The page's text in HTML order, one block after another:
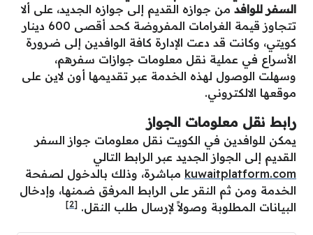
السفر للوافد من جوازه القديم إلى جوازه الجديد، على ألا
تتجاوز قيمة الغرامات المفروضة كحد أقصى 600 دينار
كويتي، وكانت قد دعت الإدارة كافة الوافدين إلى ضرورة
الأسراع في عملية نقل معلومات جوازات سفرهم،
وسهلت الوصول لهذه الخدمة عبر تقديمها أون لاين على
موقعها الالكتروني.
رابط نقل معلومات الجواز
يمكن للوافدين في الكويت نقل معلومات جواز السفر
القديم إلى الجواز الجديد عبر الرابط التالي
kuwaitplatform.com مباشرة، وذلك بالدخول لصفحة
الخدمة ومن ثم النقر على الرابط المرفق ضمنها، وإدخال
البيانات المطلوبة وصولاً لإرسال طلب النقل. [2]